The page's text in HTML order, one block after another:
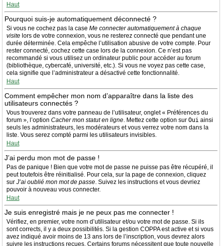
Haut
Pourquoi suis-je automatiquement déconnecté ?
Si vous ne cochez pas la case Me connecter automatiquement à chaque
visite lors de votre connexion, vous ne resterez connecté que pendant une
durée déterminée. Cela empêche l’utilisation abusive de votre compte. Pour
rester connecté, cochez cette case lors de la connexion. Ce n’est pas
recommandé si vous utilisez un ordinateur public pour accéder au forum
(bibliothèque, cybercafé, université, etc.). Si vous ne voyez pas cette case,
cela signifie que l’administrateur a désactivé cette fonctionnalité.
Haut
Comment empêcher mon nom d’apparaître dans la liste des
utilisateurs connectés ?
Vous trouverez dans votre panneau de l’utilisateur, onglet « Préférences du
forum », l’option Cacher mon statut en ligne. Mettez cette option sur Oui ainsi
seuls les administrateurs, les modérateurs et vous verrez votre nom dans la
liste. Vous serez compté parmi les utilisateurs invisibles.
Haut
J’ai perdu mon mot de passe !
Pas de panique ! Bien que votre mot de passe ne puisse pas être récupéré, il
peut toutefois être réinitialisé. Pour cela, sur la page de connexion, cliquez
sur J’ai oublié mon mot de passe. Suivez les instructions et vous devriez
pouvoir à nouveau vous connecter.
Haut
Je suis enregistré mais je ne peux pas me connecter !
Vérifiez, en premier, votre nom d’utilisateur et/ou votre mot de passe. Si ils
sont corrects, il y a deux possibilités. Si la gestion COPPA est active et si vous
avez indiqué avoir moins de 13 ans lors de l’inscription, vous devrez alors
suivre les instructions reçues. Certains forums nécessitent que toute nouvelle